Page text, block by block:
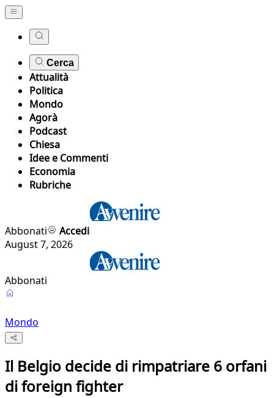
Cerca
Attualità
Politica
Mondo
Agorà
Podcast
Chiesa
Idee e Commenti
Economia
Rubriche
Abbonati
Accedi
August 7, 2026
Abbonati
Mondo
Il Belgio decide di rimpatriare 6 orfani
di foreign fighter